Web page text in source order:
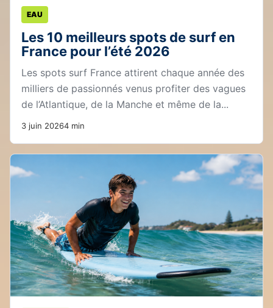
EAU
Les 10 meilleurs spots de surf en
France pour l’été 2026
Les spots surf France attirent chaque année des
milliers de passionnés venus profiter des vagues
de l’Atlantique, de la Manche et même de la...
3 juin 20264 min